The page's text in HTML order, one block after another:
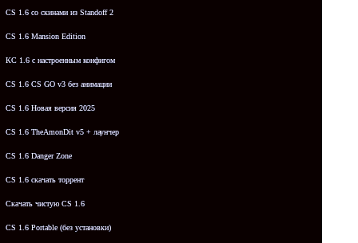
CS 1.6 со скинами из Standoff 2
CS 1.6 Mansion Edition
КС 1.6 с настроенным конфигом
CS 1.6 CS GO v3 без анимации
CS 1.6 Новая версия 2025
CS 1.6 TheAmonDit v5 + лаунчер
CS 1.6 Danger Zone
CS 1.6 скачать торрент
Скачать чистую CS 1.6
CS 1.6 Portable (без установки)